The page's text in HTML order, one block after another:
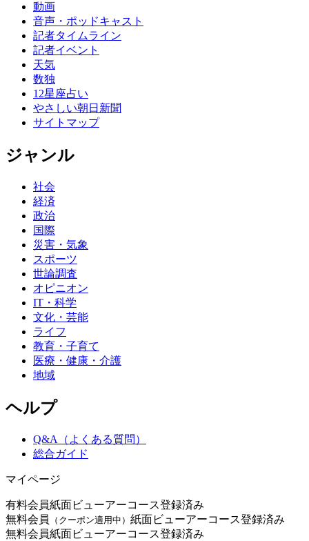
動画
音声・ポッドキャスト
記者タイムライン
記者イベント
天気
数独
12星座占い
やさしい朝日新聞
サイトマップ
ジャンル
社会
経済
政治
国際
災害・気象
スポーツ
世論調査
オピニオン
IT・科学
文化・芸能
ライフ
教育・子育て
医療・健康・介護
地域
ヘルプ
Q&A（よくある質問）
総合ガイド
マイページ
有料会員紙面ビューアーコース登録済み
無料会員
（クーポン適用中） 紙面ビューアーコース登録済み
無料会員紙面ビューアーコース登録済み